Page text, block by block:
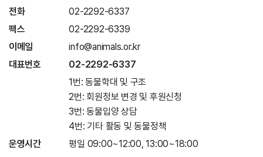
전화
02-2292-6337
팩스
02-2292-6339
이메일
info@animals.or.kr
대표번호
02-2292-6337
1번: 동물학대 및 구조
2번: 회원정보 변경 및 후원신청
3번: 동물입양 상담
4번: 기타 활동 및 동물정책
운영시간
평일 09:00~12:00, 13:00~18:00